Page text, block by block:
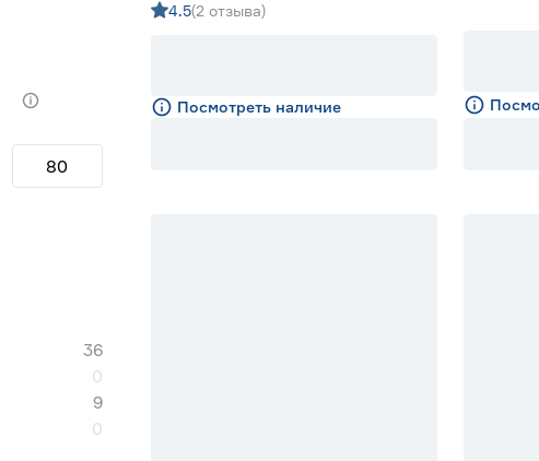
80
36
0
9
0
Алиса 5 м ЭРА
4.5(2 отзыва)
Посмотреть наличие